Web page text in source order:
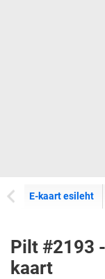
E-kaart esileht
Pilt #2193
kaart